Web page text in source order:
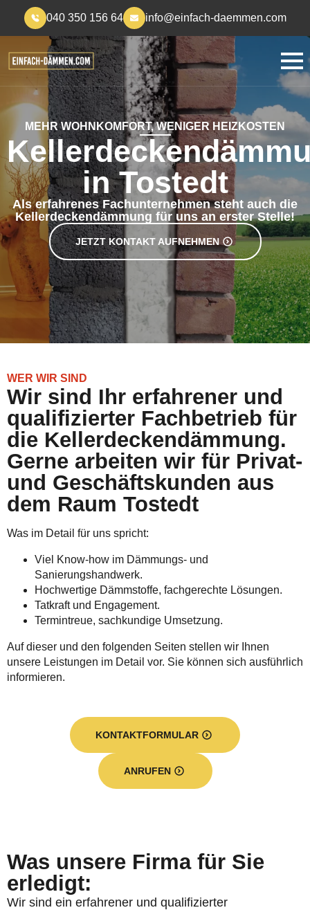
040 350 156 64 info@einfach-daemmen.com
MEHR WOHNKOMFORT, WENIGER HEIZKOSTEN
in Tostedt
Als erfahrenes Fachunternehmen steht auch die
Kellerdeckendämmung für uns an erster Stelle!
JETZT KONTAKT AUFNEHMEN
WER WIR SIND
Wir sind Ihr erfahrener und
qualifizierter Fachbetrieb für
die Kellerdeckendämmung.
Gerne arbeiten wir für Privat-
und Geschäftskunden aus
dem Raum Tostedt
Was im Detail für uns spricht:
Viel Know-how im Dämmungs- und
Sanierungshandwerk.
Hochwertige Dämmstoffe, fachgerechte Lösungen.
Tatkraft und Engagement.
Termintreue, sachkundige Umsetzung.
Auf dieser und den folgenden Seiten stellen wir Ihnen
unsere Leistungen im Detail vor. Sie können sich ausführlich
informieren.
KONTAKTFORMULAR
ANRUFEN
Was unsere Firma für Sie
erledigt:
Wir sind ein erfahrener und qualifizierter